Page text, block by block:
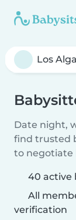
Date night,
find trusted
to negotiate
40 active
All
verification